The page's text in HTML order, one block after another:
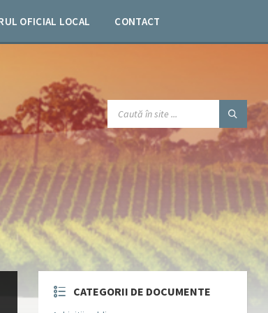
OFICIAL LOCAL CONTACT
SEARCH:
CATEGORII DE DOCUMENTE